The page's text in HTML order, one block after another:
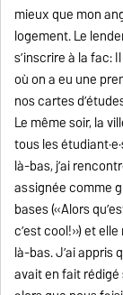
mieux que mon
logement. Le
s’inscrire à la fac:
où on a eu une
nos cartes
Le même soir, la
tous les
là-bas, j’ai
assignée comme
bases («Alors
c’est cool!») et
là-bas. J’ai appris
avait en fait